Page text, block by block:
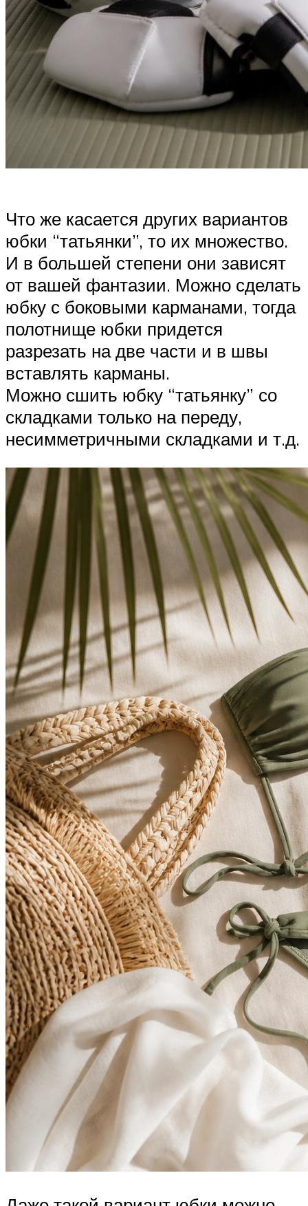
Что же касается других вариантов
юбки “татьянки”, то их множество.
И в большей степени они зависят
от вашей фантазии. Можно сделать
юбку с боковыми карманами, тогда
полотнище юбки придется
разрезать на две части и в швы
вставлять карманы.
Можно сшить юбку “татьянку” со
складками только на переду,
несимметричными складками и т.д.